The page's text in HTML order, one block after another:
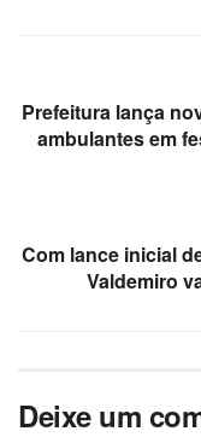
Prefeitura lança
ambulantes em
Com lance inicial
Valdemiro
Deixe um